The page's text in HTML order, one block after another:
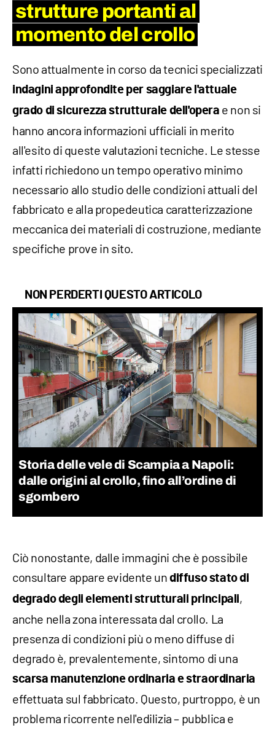
strutture portanti al
momento del crollo
Sono attualmente in corso da tecnici specializzati
indagini approfondite per saggiare l'attuale
grado di sicurezza strutturale dell'opera e non si
hanno ancora informazioni ufficiali in merito
all'esito di queste valutazioni tecniche. Le stesse
infatti richiedono un tempo operativo minimo
necessario allo studio delle condizioni attuali del
fabbricato e alla propedeutica caratterizzazione
meccanica dei materiali di costruzione, mediante
specifiche prove in sito.
NON PERDERTI QUESTO ARTICOLO
Storia delle vele di Scampia a Napoli:
dalle origini al crollo, fino all’ordine di
sgombero
Ciò nonostante, dalle immagini che è possibile
consultare appare evidente undiffuso stato di
degrado degli elementi strutturali principali,
anche nella zona interessata dal crollo. La
presenza di condizioni più o meno diffuse di
degrado è, prevalentemente, sintomo di una
scarsa manutenzione ordinaria e straordinaria
effettuata sul fabbricato. Questo, purtroppo, è un
problema ricorrente nell'edilizia – pubblica e